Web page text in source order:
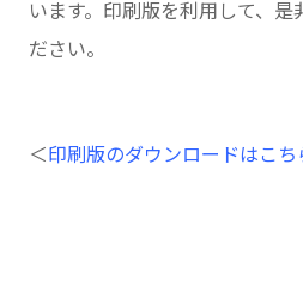
います。印刷版を利用して、是
ださい。
＜印刷版のダウンロードはこち